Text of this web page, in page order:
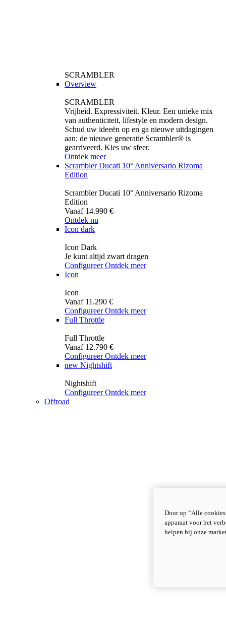
SCRAMBLER
Overview
SCRAMBLER
Vrijheid. Expressiviteit. Kleur. Een unieke mix
van authenticiteit, lifestyle en modern design.
Schud uw ideeën op en ga nieuwe uitdagingen
aan: de nieuwe generatie Scrambler® is
gearriveerd. Kies uw sfeer.
Ontdek meer
Scrambler Ducati 10° Anniversario Rizoma
Edition
Scrambler Ducati 10° Anniversario Rizoma
Edition
Vanaf 14.990 €
Ontdek nu
Icon dark
Icon Dark
Je kunt altijd zwart dragen
Configureer Ontdek meer
Icon
Icon
Vanaf 11.290 €
Configureer Ontdek meer
Full Throttle
Full Throttle
Vanaf 12.790 €
Configureer Ontdek meer
new Nightshift
Nightshift
Configureer Ontdek meer
Offroad
Door op “Alle
apparaat voor het
helpen bij onze